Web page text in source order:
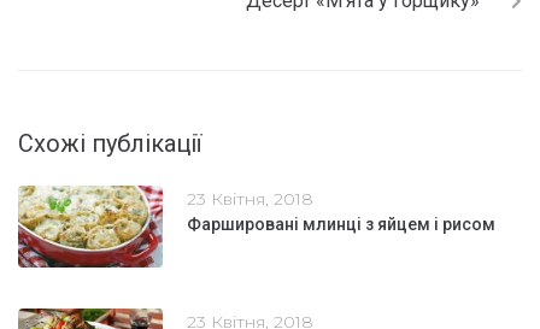
Схожі публікації
23 Квітня, 2018
Фаршировані млинці з яйцем і рисом
23 Квітня, 2018